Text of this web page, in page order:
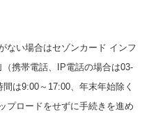
い場合はセゾンカード インフ
携帯電話、IP電話の場合は03-
は9:00～17:00、年末年始除く
プロードをせずに手続きを進め